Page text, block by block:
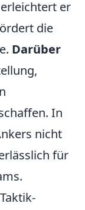
er
die
Darüber
In
nicht
für